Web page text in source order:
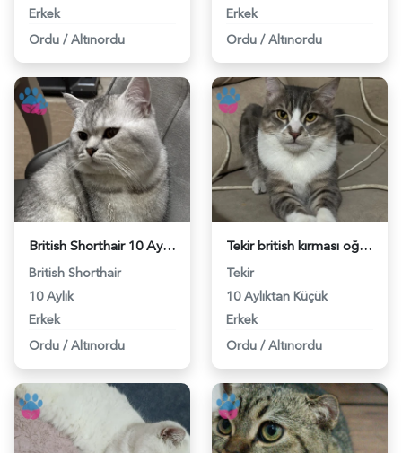
Erkek
Ordu / Altınordu
Erkek
Ordu / Altınordu
British Shorthair 10 Aylık Erkek Kızgınlıkta - 118983622
British Shorthair
10 Aylık
Erkek
Ordu / Altınordu
Tekir british kırması oğluma eş arıyorum - 118982407
Tekir
10 Aylıktan Küçük
Erkek
Ordu / Altınordu